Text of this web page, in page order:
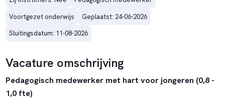
Voortgezet onderwijs
Geplaatst: 24-06-2026
Sluitingsdatum: 11-08-2026
Vacature omschrijving
Pedagogisch medewerker met hart voor jongeren (0,8 -
1,0 fte)